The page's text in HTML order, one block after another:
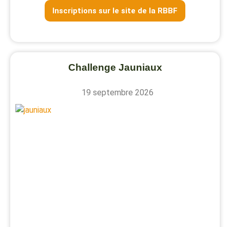
Inscriptions sur le site de la RBBF
Challenge Jauniaux
19 septembre 2026